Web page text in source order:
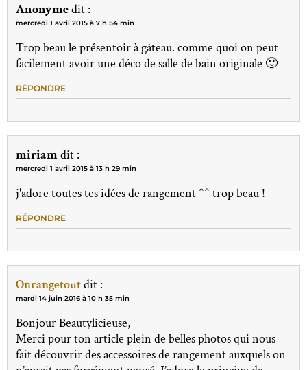
Anonymedit :
mercredi 1 avril 2015 à 7 h 54 min
Trop beau le présentoir à gâteau. comme quoi on peut
facilement avoir une déco de salle de bain originale 🙂
RÉPONDRE
miriamdit :
mercredi 1 avril 2015 à 13 h 29 min
j'adore toutes tes idées de rangement ^^ trop beau !
RÉPONDRE
Onrangetoutdit :
mardi 14 juin 2016 à 10 h 35 min
Bonjour Beautylicieuse,
Merci pour ton article plein de belles photos qui nous
fait découvrir des accessoires de rangement auxquels on